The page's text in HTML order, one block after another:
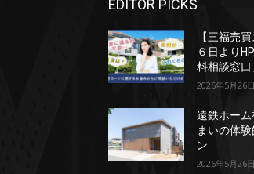
EDITOR PICKS
【三福売
６日より
料相談窓口
2026年5月26日
遠鉄ホー
まいの体
ン
2026年5月26日